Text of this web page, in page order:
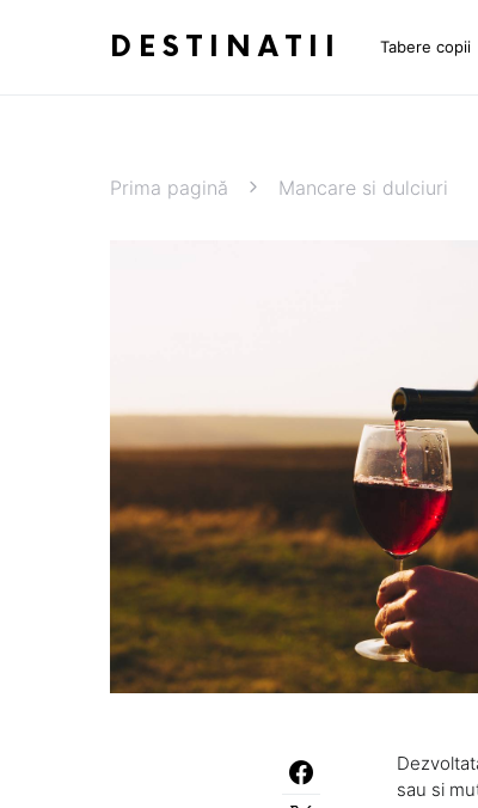
DESTINATII Tabere copii
Prima pagină Mancare si dulciuri
sau si